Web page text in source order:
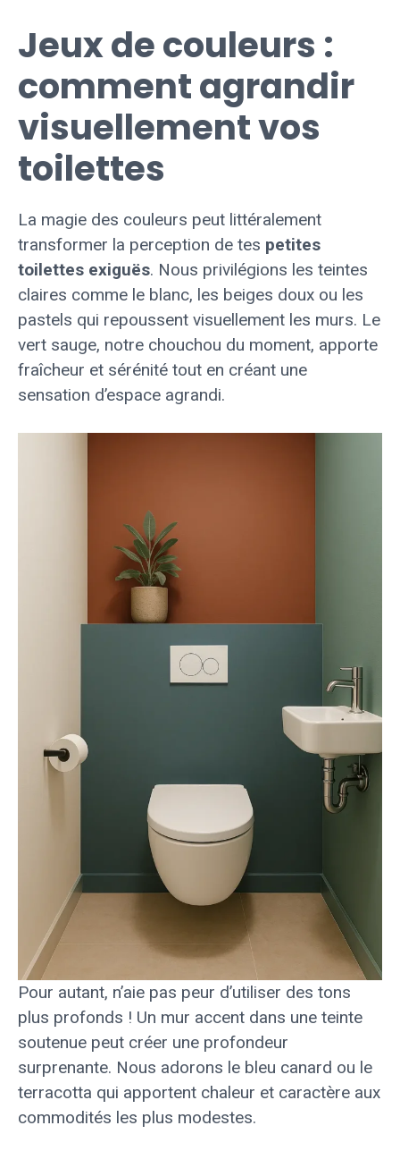
Jeux de couleurs :
comment agrandir
visuellement vos
toilettes
La magie des couleurs peut littéralement
transformer la perception de tes petites
toilettes exiguës. Nous privilégions les teintes
claires comme le blanc, les beiges doux ou les
pastels qui repoussent visuellement les murs. Le
vert sauge, notre chouchou du moment, apporte
fraîcheur et sérénité tout en créant une
sensation d’espace agrandi.
Pour autant, n’aie pas peur d’utiliser des tons
plus profonds ! Un mur accent dans une teinte
soutenue peut créer une profondeur
surprenante. Nous adorons le bleu canard ou le
terracotta qui apportent chaleur et caractère aux
commodités les plus modestes.